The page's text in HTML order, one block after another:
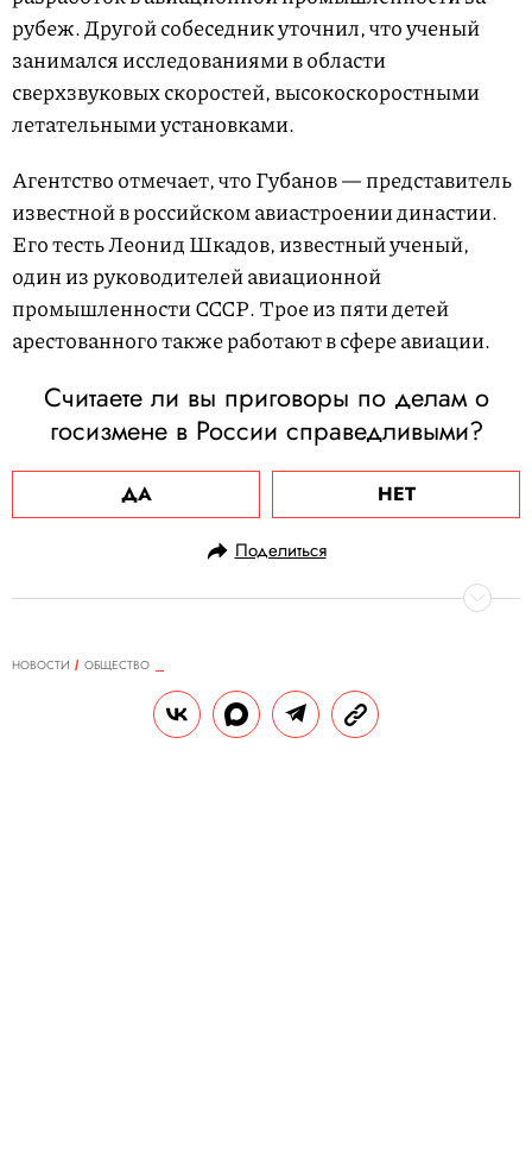
рубеж. Другой собеседник уточнил, что ученый
занимался исследованиями в области
сверхзвуковых скоростей, высокоскоростными
летательными установками.
Агентство отмечает, что Губанов — представитель
известной в российском авиастроении династии.
Его тесть Леонид Шкадов, известный ученый,
один из руководителей авиационной
промышленности СССР. Трое из пяти детей
арестованного также работают в сфере авиации.
Считаете ли вы приговоры по делам о
госизмене в России справедливыми?
ДА НЕТ
Поделиться
НОВОСТИ
ОБЩЕСТВО
Россияне назвали самые